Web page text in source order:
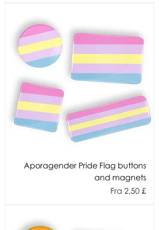
Aporagender Pride Flag buttons
and magnets
Fra 2,50 £
Salgspris